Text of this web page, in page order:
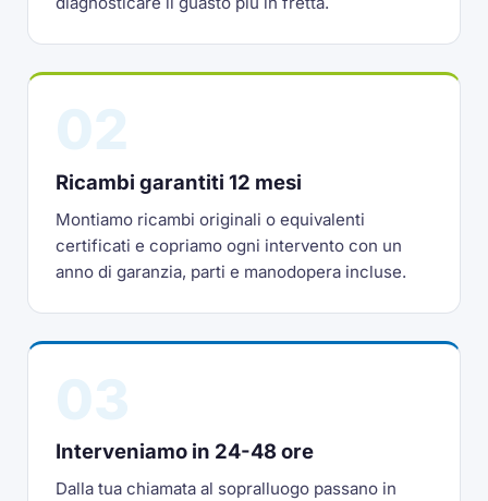
Ricambi garantiti 12 mesi
Montiamo ricambi originali o equivalenti
certificati e copriamo ogni intervento con un
anno di garanzia, parti e manodopera incluse.
Interveniamo in 24-48 ore
Dalla tua chiamata al sopralluogo passano in